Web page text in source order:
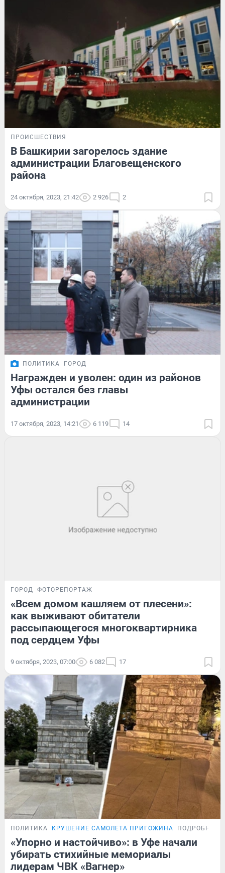
ПРОИСШЕСТВИЯ
В Башкирии загорелось здание
администрации Благовещенского
района
24 октября, 2023, 21:42 2 926 2
ПОЛИТИКА ГОРОД
Награжден и уволен: один из районов
Уфы остался без главы
администрации
17 октября, 2023, 14:21 6 119 14
ГОРОД ФОТОРЕПОРТАЖ
«Всем домом кашляем от плесени»:
как выживают обитатели
рассыпающегося многоквартирника
под сердцем Уфы
9 октября, 2023, 07:00 6 082 17
ПОЛИТИКА КРУШЕНИЕ САМОЛЕТА ПРИГОЖИНА
«Упорно и настойчиво»: в Уфе начали
убирать стихийные мемориалы
лидерам ЧВК «Вагнер»